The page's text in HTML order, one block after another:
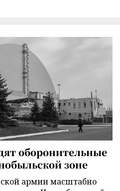
оборонительные
зоне
армии масштабно